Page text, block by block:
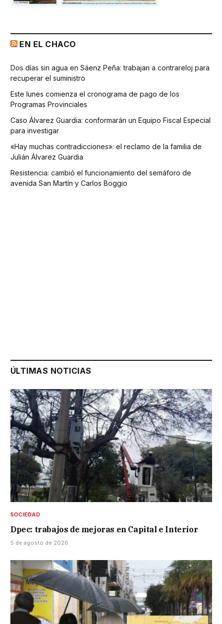
EN EL CHACO
Dos días sin agua en Sáenz Peña: trabajan a contrareloj para
recuperar el suministro
Este lunes comienza el cronograma de pago de los
Programas Provinciales
Caso Álvarez Guardia: conformarán un Equipo Fiscal Especial
para investigar
«Hay muchas contradicciones»: el reclamo de la familia de
Julián Álvarez Guardia
Resistencia: cambió el funcionamiento del semáforo de
avenida San Martín y Carlos Boggio
ÚLTIMAS NOTICIAS
SOCIEDAD
Dpec: trabajos de mejoras en Capital e Interior
5 de agosto de 2026